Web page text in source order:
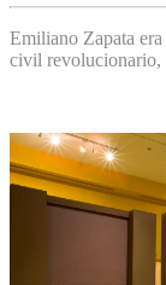
Emiliano Zapata
civil revolucionario,